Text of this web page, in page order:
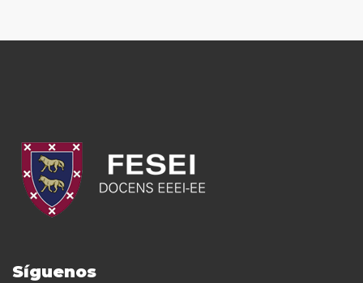
Síguenos